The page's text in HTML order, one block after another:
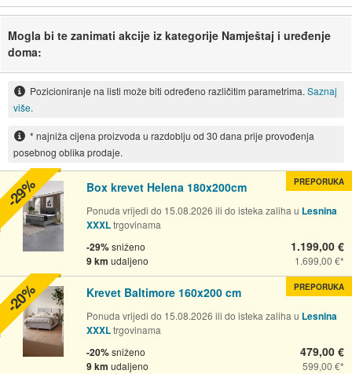
Mogla bi te zanimati akcije iz kategorije Namještaj i uređenje
doma:
Pozicioniranje na listi može biti određeno različitim parametrima. Saznaj
više.
* najniža cijena proizvoda u razdoblju od 30 dana prije provođenja
posebnog oblika prodaje.
Box krevet Helena 180x200cm
Ponuda vrijedi do 15.08.2026 ili do isteka zaliha u Lesnina
XXXLtrgovinama
-29%sniženo
9 km udaljeno
1.199,00 €
1.699,00 €
PREPORUKA
-29%
Krevet Baltimore 160x200 cm
Ponuda vrijedi do 15.08.2026 ili do isteka zaliha u Lesnina
XXXLtrgovinama
-20%sniženo
9 km udaljeno
479,00 €
599,00 €
PREPORUKA
-20%